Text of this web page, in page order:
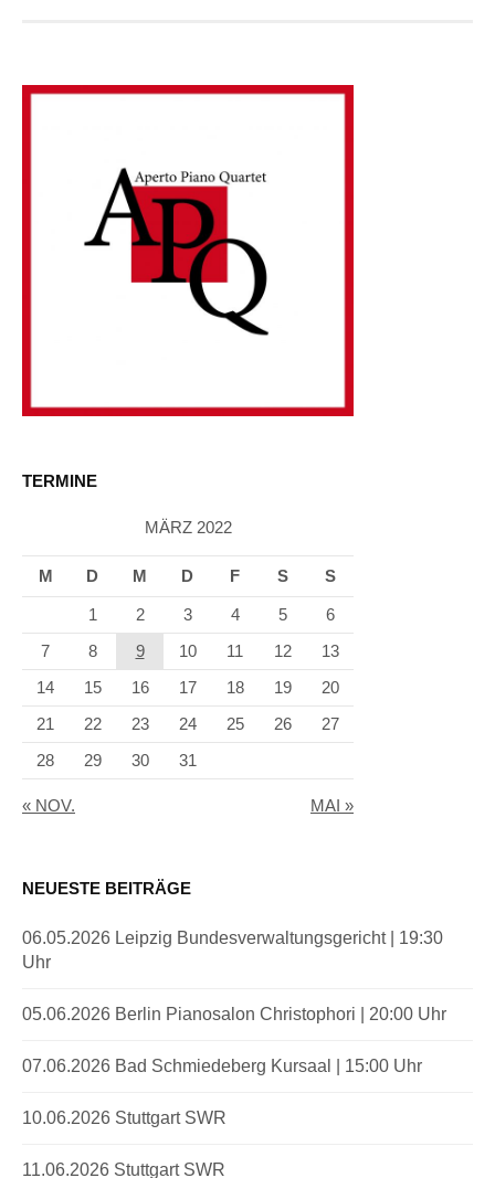
TERMINE
MÄRZ 2022
M D M D F S S
« NOV. MAI »
1 2 3 4 5 6
7 8 9 10 11 12 13
14 15 16 17 18 19 20
21 22 23 24 25 26 27
28 29 30 31
NEUESTE BEITRÄGE
06.05.2026 Leipzig Bundesverwaltungsgericht | 19:30
Uhr
05.06.2026 Berlin Pianosalon Christophori | 20:00 Uhr
07.06.2026 Bad Schmiedeberg Kursaal | 15:00 Uhr
10.06.2026 Stuttgart SWR
11.06.2026 Stuttgart SWR